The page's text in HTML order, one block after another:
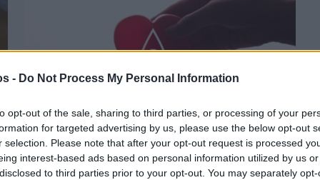
- Do Not Process My Personal Information
opt-out of the sale, sharing to third parties, or processing of your
for targeted advertising by us, please use the below opt-out
selection. Please note that after your opt-out request is processed
interest-based ads based on personal information utilized by us
to third parties prior to your opt-out. You may separately
Πριν 3 χρόνια
Εθελοντική αιμοδοσία στο Θολοποτάμι